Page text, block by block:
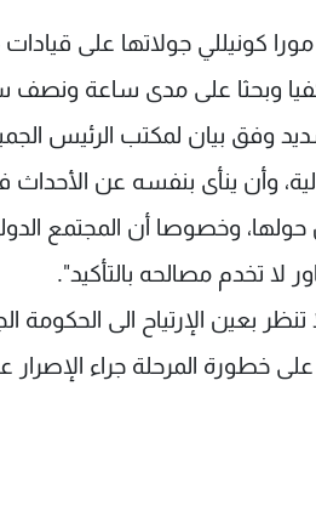
وبحثا على مدى ساعة
وفق بيان لمكتب الرئيس
وأن ينأى بنفسه عن
حولها، وخصوصا أن المجتمع
لا تخدم مصالحه بالتأكيد".
بعين الإرتياح الى الحكومة
خطورة المرحلة جراء